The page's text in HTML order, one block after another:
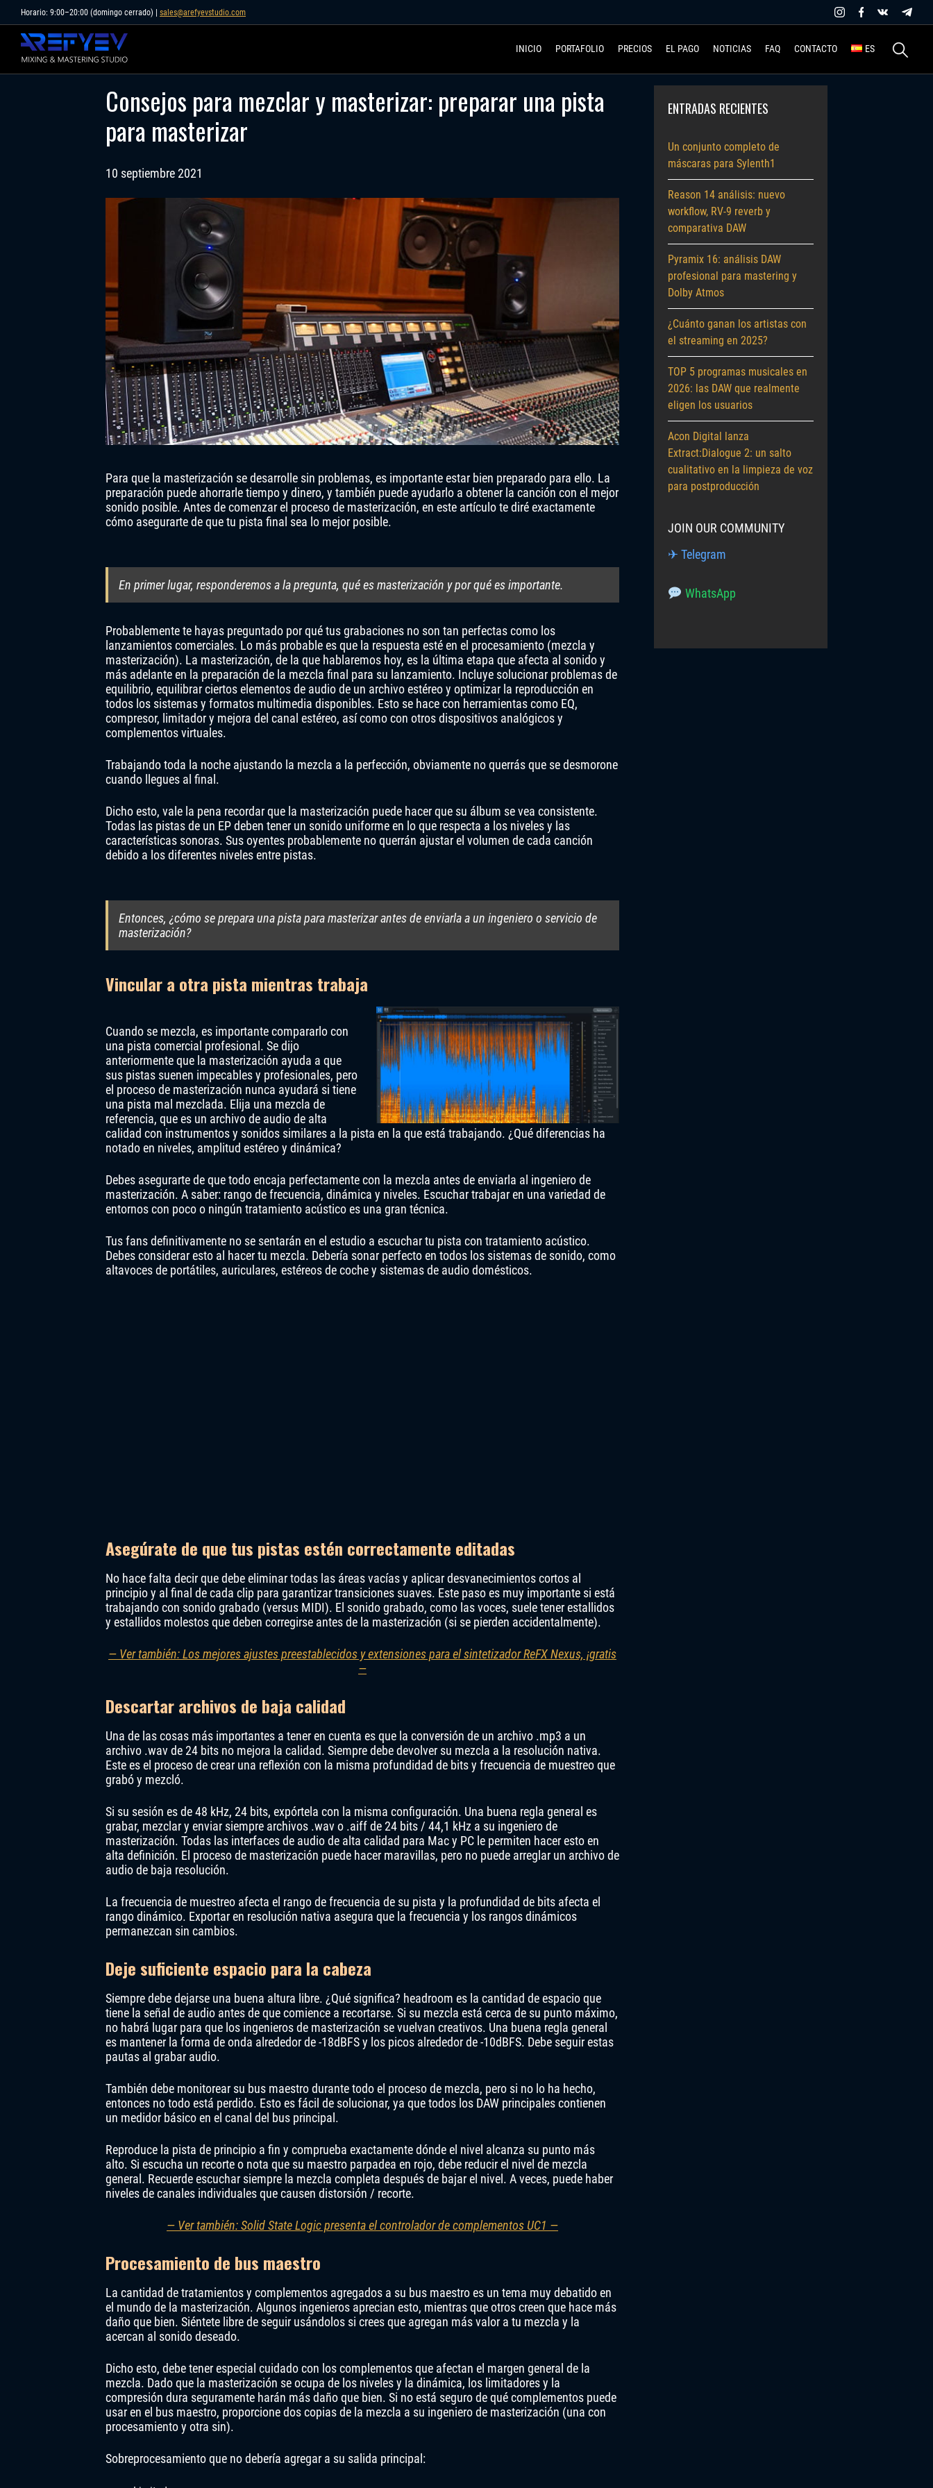
to
content
Horario: 9:00–20:00 (domingo cerrado) | sales@arefyevstudio.com
INICIO PORTAFOLIO PRECIOS EL PAGO NOTICIAS FAQ CONTACTO ES Buscar:
Consejos para mezclar y masterizar: preparar una pista
para masterizar
10 septiembre 2021
Para que la masterización se desarrolle sin problemas, es importante estar bien preparado para ello. La
preparación puede ahorrarle tiempo y dinero, y también puede ayudarlo a obtener la canción con el mejor
sonido posible. Antes de comenzar el proceso de masterización, en este artículo te diré exactamente
cómo asegurarte de que tu pista final sea lo mejor posible.
En primer lugar, responderemos a la pregunta, qué es masterización y por qué es importante.
Probablemente te hayas preguntado por qué tus grabaciones no son tan perfectas como los
lanzamientos comerciales. Lo más probable es que la respuesta esté en el procesamiento (mezcla y
masterización). La masterización, de la que hablaremos hoy, es la última etapa que afecta al sonido y
más adelante en la preparación de la mezcla final para su lanzamiento. Incluye solucionar problemas de
equilibrio, equilibrar ciertos elementos de audio de un archivo estéreo y optimizar la reproducción en
todos los sistemas y formatos multimedia disponibles. Esto se hace con herramientas como EQ,
compresor, limitador y mejora del canal estéreo, así como con otros dispositivos analógicos y
complementos virtuales.
Trabajando toda la noche ajustando la mezcla a la perfección, obviamente no querrás que se desmorone
cuando llegues al final.
Dicho esto, vale la pena recordar que la masterización puede hacer que su álbum se vea consistente.
Todas las pistas de un EP deben tener un sonido uniforme en lo que respecta a los niveles y las
características sonoras. Sus oyentes probablemente no querrán ajustar el volumen de cada canción
debido a los diferentes niveles entre pistas.
Entonces, ¿cómo se prepara una pista para masterizar antes de enviarla a un ingeniero o servicio de
masterización?
Vincular a otra pista mientras trabaja
Cuando se mezcla, es importante compararlo con
una pista comercial profesional. Se dijo
anteriormente que la masterización ayuda a que
sus pistas suenen impecables y profesionales, pero
el proceso de masterización nunca ayudará si tiene
una pista mal mezclada. Elija una mezcla de
referencia, que es un archivo de audio de alta
calidad con instrumentos y sonidos similares a la pista en la que está trabajando. ¿Qué diferencias ha
notado en niveles, amplitud estéreo y dinámica?
Debes asegurarte de que todo encaja perfectamente con la mezcla antes de enviarla al ingeniero de
masterización. A saber: rango de frecuencia, dinámica y niveles. Escuchar trabajar en una variedad de
entornos con poco o ningún tratamiento acústico es una gran técnica.
Tus fans definitivamente no se sentarán en el estudio a escuchar tu pista con tratamiento acústico.
Debes considerar esto al hacer tu mezcla. Debería sonar perfecto en todos los sistemas de sonido, como
altavoces de portátiles, auriculares, estéreos de coche y sistemas de audio domésticos.
Asegúrate de que tus pistas estén correctamente editadas
No hace falta decir que debe eliminar todas las áreas vacías y aplicar desvanecimientos cortos al
principio y al final de cada clip para garantizar transiciones suaves. Este paso es muy importante si está
trabajando con sonido grabado (versus MIDI). El sonido grabado, como las voces, suele tener estallidos
y estallidos molestos que deben corregirse antes de la masterización (si se pierden accidentalmente).
— Ver también: Los mejores ajustes preestablecidos y extensiones para el sintetizador ReFX Nexus, ¡gratis
—
Descartar archivos de baja calidad
Una de las cosas más importantes a tener en cuenta es que la conversión de un archivo .mp3 a un
archivo .wav de 24 bits no mejora la calidad. Siempre debe devolver su mezcla a la resolución nativa.
Este es el proceso de crear una reflexión con la misma profundidad de bits y frecuencia de muestreo que
grabó y mezcló.
Si su sesión es de 48 kHz, 24 bits, expórtela con la misma configuración. Una buena regla general es
grabar, mezclar y enviar siempre archivos .wav o .aiff de 24 bits / 44,1 kHz a su ingeniero de
masterización. Todas las interfaces de audio de alta calidad para Mac y PC le permiten hacer esto en
alta definición. El proceso de masterización puede hacer maravillas, pero no puede arreglar un archivo de
audio de baja resolución.
La frecuencia de muestreo afecta el rango de frecuencia de su pista y la profundidad de bits afecta el
rango dinámico. Exportar en resolución nativa asegura que la frecuencia y los rangos dinámicos
permanezcan sin cambios.
Deje suficiente espacio para la cabeza
Siempre debe dejarse una buena altura libre. ¿Qué significa? headroom es la cantidad de espacio que
tiene la señal de audio antes de que comience a recortarse. Si su mezcla está cerca de su punto máximo,
no habrá lugar para que los ingenieros de masterización se vuelvan creativos. Una buena regla general
es mantener la forma de onda alrededor de -18dBFS y los picos alrededor de -10dBFS. Debe seguir estas
pautas al grabar audio.
También debe monitorear su bus maestro durante todo el proceso de mezcla, pero si no lo ha hecho,
entonces no todo está perdido. Esto es fácil de solucionar, ya que todos los DAW principales contienen
un medidor básico en el canal del bus principal.
Reproduce la pista de principio a fin y comprueba exactamente dónde el nivel alcanza su punto más
alto. Si escucha un recorte o nota que su maestro parpadea en rojo, debe reducir el nivel de mezcla
general. Recuerde escuchar siempre la mezcla completa después de bajar el nivel. A veces, puede haber
niveles de canales individuales que causen distorsión / recorte.
— Ver también: Solid State Logic presenta el controlador de complementos UC1 —
Procesamiento de bus maestro
La cantidad de tratamientos y complementos agregados a su bus maestro es un tema muy debatido en
el mundo de la masterización. Algunos ingenieros aprecian esto, mientras que otros creen que hace más
daño que bien. Siéntete libre de seguir usándolos si crees que agregan más valor a tu mezcla y la
acercan al sonido deseado.
Dicho esto, debe tener especial cuidado con los complementos que afectan el margen general de la
mezcla. Dado que la masterización se ocupa de los niveles y la dinámica, los limitadores y la
compresión dura seguramente harán más daño que bien. Si no está seguro de qué complementos puede
usar en el bus maestro, proporcione dos copias de la mezcla a su ingeniero de masterización (una con
procesamiento y otra sin).
Sobreprocesamiento que no debería agregar a su salida principal:
ENTRADAS RECIENTES
Un conjunto completo de
máscaras para Sylenth1
Reason 14 análisis: nuevo
workflow, RV-9 reverb y
comparativa DAW
Pyramix 16: análisis DAW
profesional para mastering y
Dolby Atmos
¿Cuánto ganan los artistas con
el streaming en 2025?
TOP 5 programas musicales en
2026: las DAW que realmente
eligen los usuarios
Acon Digital lanza
Extract:Dialogue 2: un salto
cualitativo en la limpieza de voz
para postproducción
JOIN OUR COMMUNITY
✈ Telegram
WhatsApp